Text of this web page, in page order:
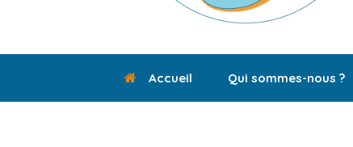
Accueil Qui sommes-nous ?